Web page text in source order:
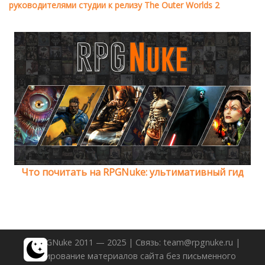
руководителями студии к релизу The Outer Worlds 2
Что почитать на RPGNuke: ультимативный гид
© RPGNuke 2011 — 2025 | Связь: team@rpgnuke.ru |
Копирование материалов сайта без письменного